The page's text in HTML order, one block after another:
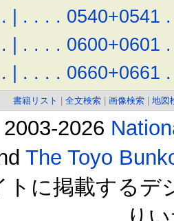
. | . . . . 0540+0541 .
. | . . . . 0600+0601 .
. | . . . . 0660+0661 .
書籍リスト 全文検索 画像検索 地図
2026
The Toyo
トに掲載するデ